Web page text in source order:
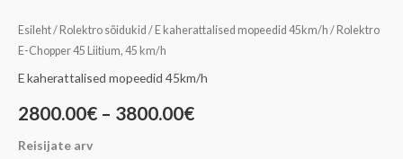
Esileht/ Rolektro sõidukid / E kaherattalised mopeedid 45km/h / Rolektro
E-Chopper 45 Liitium, 45 km/h
E kaherattalised mopeedid 45km/h
2800.00€ – 3800.00€
Reisijate arv